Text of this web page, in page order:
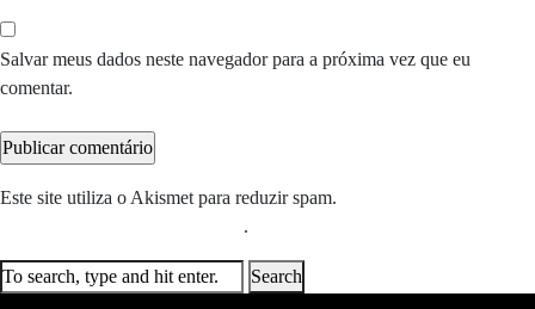
Salvar meus dados neste navegador para a próxima vez que eu
comentar.
Este site utiliza o Akismet para reduzir spam.
.
Search